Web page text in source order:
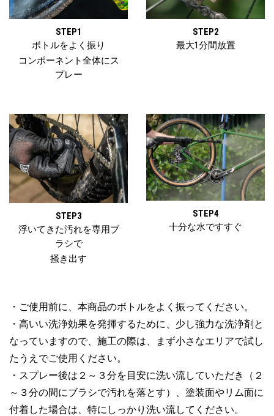
STEP1
ボトルをよく振り
コンポーネント全体にス
プレー
STEP2
最大1分間放置
STEP3
浮いてきた汚れを専用ブ
ラシで
掻き出す
STEP4
十分な水ですすぐ
・ご使用前に、本商品のボトルをよく振ってください。
・高いい洗浄効果を発揮するために、少し強力な洗浄剤と
なっていますので、施工の際は、まず小さなエリアで試し
たうえでご使用ください。
・スプレー後は２～３分を目安に洗い流していただき（２
～３分の間にブラシで汚れを落とす）、塗装面やリム面に
付着した場合は、特にしっかり洗い流してください。